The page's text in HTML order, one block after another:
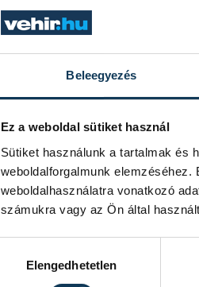
Beleegyezés
Ez a weboldal sütiket használ
Sütiket használunk a tartalmak és
weboldalforgalmunk
weboldalhasználatra vonatkozó
számukra vagy az Ön által
Elengedhetetlen